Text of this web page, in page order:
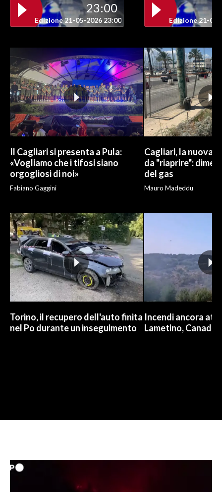
23:00
Edizione 21-05-2026 23:00 Edizione 21-05-
Il Cagliari si presenta a Pula:
«Vogliamo che i tifosi siano
orgogliosi di noi»
Fabiano Gaggini
Cagliari, la nuova
da "riaprire":
del gas
Mauro Madeddu
Torino, il recupero dell'auto finita
nel Po durante un inseguimento
Incendi ancora
Lametino,